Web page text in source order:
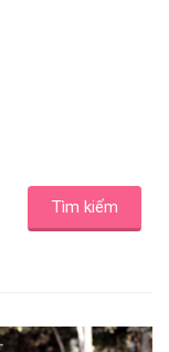
Tìm kiếm